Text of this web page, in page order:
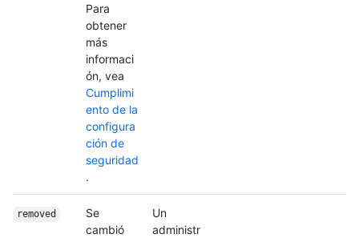
Para
obtener
más
informaci
ón, vea
Cumplimi
ento de la
configura
ción de
seguridad
.
removed
Se
cambió
Un
administr